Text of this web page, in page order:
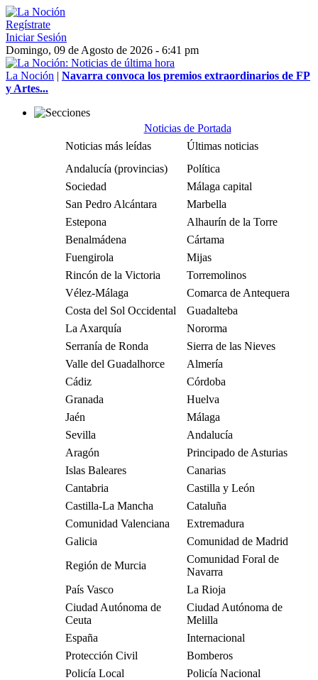
Regístrate
Iniciar Sesión
Domingo, 09 de Agosto de 2026 - 6:41 pm
La Noción | Navarra convoca los premios extraordinarios de FP
y Artes...
Noticias de Portada
Noticias más leídas
Últimas noticias
Andalucía (provincias)
Política
Sociedad
Málaga capital
San Pedro Alcántara
Marbella
Estepona
Alhaurín de la Torre
Benalmádena
Cártama
Fuengirola
Mijas
Rincón de la Victoria
Torremolinos
Vélez-Málaga
Comarca de Antequera
Costa del Sol Occidental
Guadalteba
La Axarquía
Nororma
Serranía de Ronda
Sierra de las Nieves
Valle del Guadalhorce
Almería
Cádiz
Córdoba
Granada
Huelva
Jaén
Málaga
Sevilla
Andalucía
Aragón
Principado de Asturias
Islas Baleares
Canarias
Cantabria
Castilla y León
Castilla-La Mancha
Cataluña
Comunidad Valenciana
Extremadura
Galicia
Comunidad de Madrid
Región de Murcia
Comunidad Foral de
Navarra
País Vasco
La Rioja
Ciudad Autónoma de
Ceuta
Ciudad Autónoma de
Melilla
España
Internacional
Protección Civil
Bomberos
Policía Local
Policía Nacional